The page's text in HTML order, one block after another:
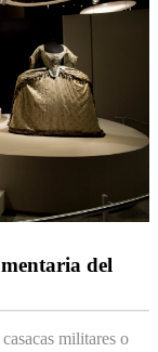
del
militares o